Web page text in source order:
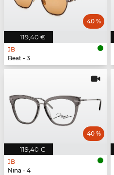
119,40 €
40 %
JB
Beat - 3
119,40 €
40 %
JB
Nina - 4